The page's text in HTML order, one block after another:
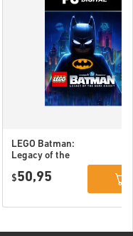
LEGO Batman:
Legacy of the
(STEAM) EU
$50,95